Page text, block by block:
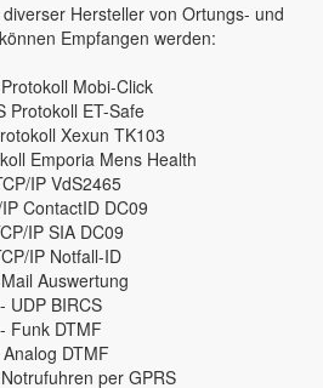
Hersteller von Ortungs- und
Empfangen werden:
Mobi-Click
Protokoll ET-Safe
Xexun TK103
Emporia Mens Health
IP VdS2465
ContactID DC09
IP SIA DC09
IP Notfall-ID
Auswertung
- UDP BIRCS
- Funk DTMF
DTMF
per GPRS